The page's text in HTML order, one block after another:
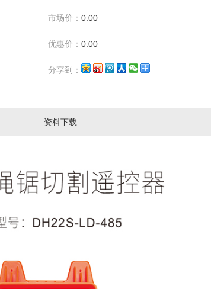
市场价： 0.00
优惠价： 0.00
分享到：
资料下载